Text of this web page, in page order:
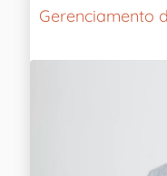
Gerenciamento